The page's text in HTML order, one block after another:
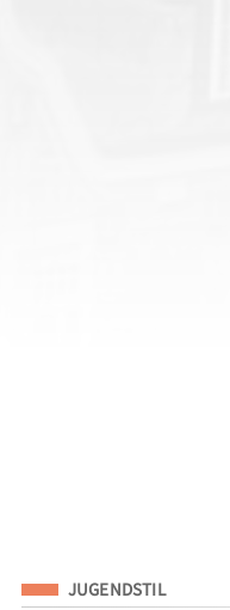
Eingeordnet unter
JUGENDSTIL